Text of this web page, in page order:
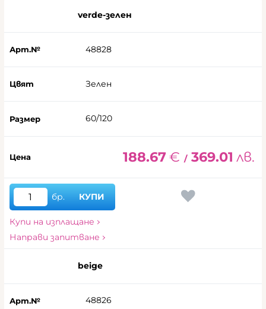
48828
verde-зелен
Зелен
60/120
188.67€ / 369.01 лв.
бр. КУПИ
Купи на изплащане
Направи запитване
48826
beige